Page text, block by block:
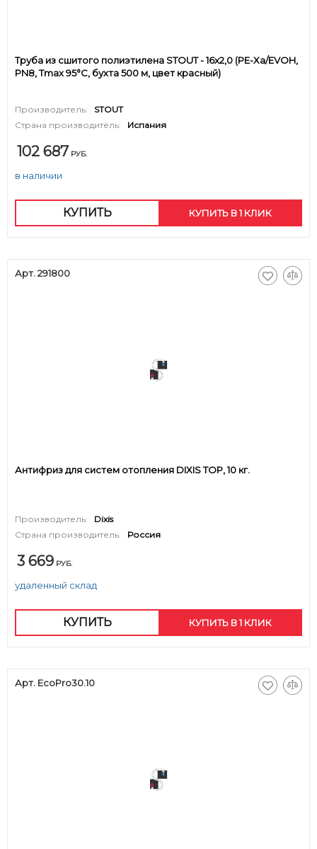
Труба из сшитого полиэтилена STOUT - 16x2,0 (PE-Xa/EVOH,
PN8, Tmax 95°C, бухта 500 м, цвет красный)
Производитель:
STOUT
Страна производитель:
Испания
102 687 РУБ.
в наличии
КУПИТЬ КУПИТЬ В 1 КЛИК
Арт. 291800
Антифриз для систем отопления DIXIS TOP, 10 кг.
Производитель:
Dixis
Страна производитель:
Россия
3 669 РУБ.
удаленный склад
КУПИТЬ КУПИТЬ В 1 КЛИК
Арт. EcoPro30.10